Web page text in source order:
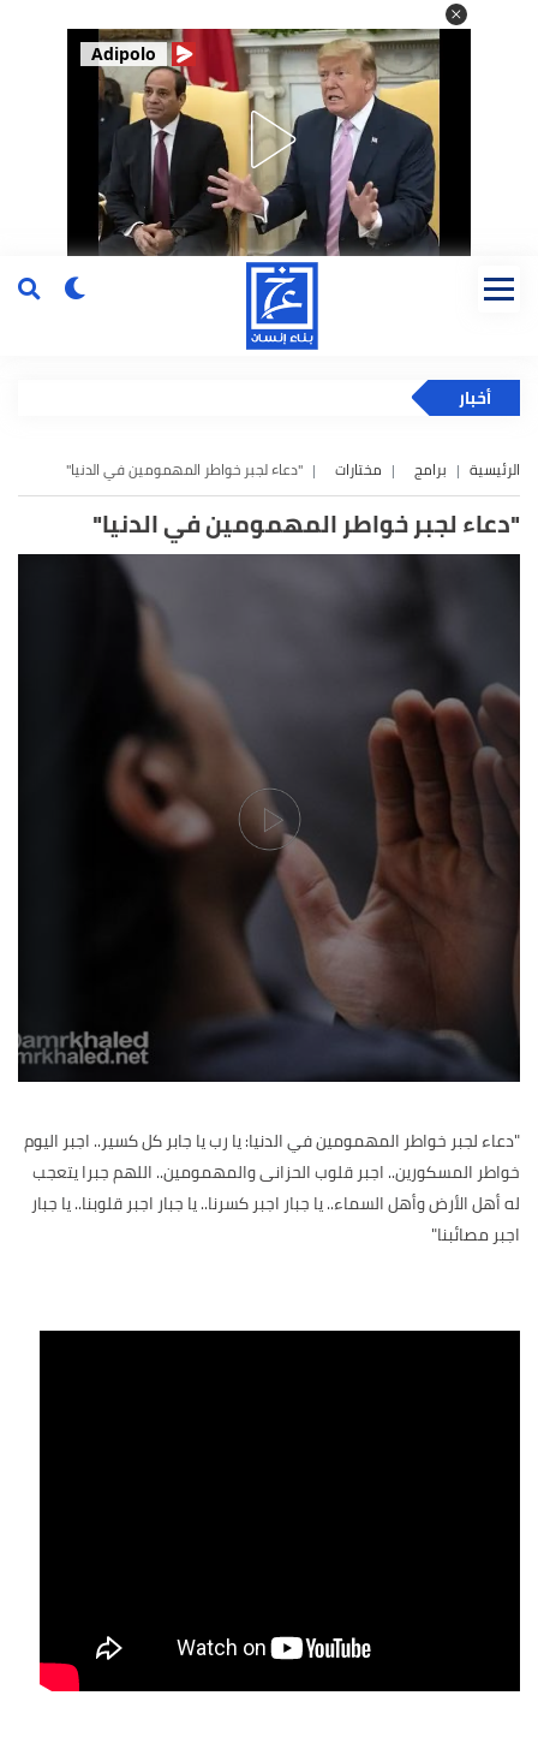
Adipolo
أخبار
الرئيسية برامج مختارات "دعاء لجبر خواطر المهمومين في الدنيا"
"دعاء لجبر خواطر المهمومين في الدنيا"
"دعاء لجبر خواطر المهمومين في الدنيا: يا رب يا جابر كل كسير.. اجبر اليوم
خواطر المسكورين.. اجبر قلوب الحزانى والمهمومين.. اللهم جبرا يتعجب
له أهل الأرض وأهل السماء.. يا جبار اجبر كسرنا.. يا جبار اجبر قلوبنا.. يا جبار
اجبر مصائبنا"
"دعاء لجبر خواطر المهمومين في الدنيا: يا رب يا جابر كل كسير.. اجبر اليوم
خواطر المسكورين.. اجبر قلوب الحزانى والمهمومين.. اللهم جبرا يتعجب
له أهل الأرض وأهل السماء.. يا جبار اجبر كسرنا.. يا جبار اجبر قلوبنا.. يا جبار
اجبر مصائبنا"